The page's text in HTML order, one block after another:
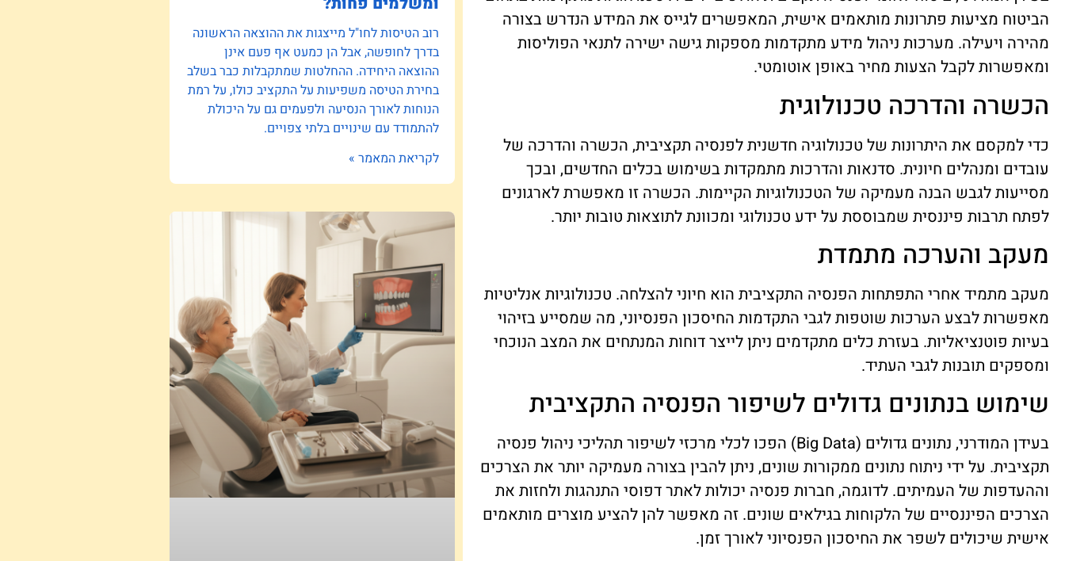
הביטוח מציעות פתרונות מותאמים אישית, המאפשרים לגייס את המידע הנדרש בצורה
מהירה ויעילה. מערכות ניהול מידע מתקדמות מספקות גישה ישירה לתנאי הפוליסות
ומאפשרות לקבל הצעות מחיר באופן אוטומטי.
הכשרה והדרכה טכנולוגית
כדי למקסם את היתרונות של טכנולוגיה חדשנית לפנסיה תקציבית, הכשרה והדרכה של
עובדים ומנהלים חיונית. סדנאות והדרכות מתמקדות בשימוש בכלים החדשים, ובכך
מסייעות לגבש הבנה מעמיקה של הטכנולוגיות הקיימות. הכשרה זו מאפשרת לארגונים
לפתח תרבות פיננסית שמבוססת על ידע טכנולוגי ומכוונת לתוצאות טובות יותר.
מעקב והערכה מתמדת
מעקב מתמיד אחרי התפתחות הפנסיה התקציבית הוא חיוני להצלחה. טכנולוגיות אנליטיות
מאפשרות לבצע הערכות שוטפות לגבי התקדמות החיסכון הפנסיוני, מה שמסייע בזיהוי
בעיות פוטנציאליות. בעזרת כלים מתקדמים ניתן לייצר דוחות המנתחים את המצב הנוכחי
ומספקים תובנות לגבי העתיד.
שימוש בנתונים גדולים לשיפור הפנסיה התקציבית
בעידן המודרני, נתונים גדולים (Big Data) הפכו לכלי מרכזי לשיפור תהליכי ניהול פנסיה
תקציבית. על ידי ניתוח נתונים ממקורות שונים, ניתן להבין בצורה מעמיקה יותר את הצרכים
וההעדפות של העמיתים. לדוגמה, חברות פנסיה יכולות לאתר דפוסי התנהגות ולחזות את
הצרכים הפיננסיים של הלקוחות בגילאים שונים. זה מאפשר להן להציע מוצרים מותאמים
אישית שיכולים לשפר את החיסכון הפנסיוני לאורך זמן.
רוב הטיסות לחו"ל מייצגות את ההוצאה הראשונה
בדרך לחופשה, אבל הן כמעט אף פעם אינן
ההוצאה היחידה. ההחלטות שמתקבלות כבר בשלב
בחירת הטיסה משפיעות על התקציב כולו, על רמת
הנוחות לאורך הנסיעה ולפעמים גם על היכולת
להתמודד עם שינויים בלתי צפויים.
לקריאת המאמר »